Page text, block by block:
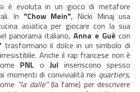
è evoluta in un gioco di metafore
In "Chow Mein", Nicki Minaj usa
asiatica per giocare con la sua
panorama italiano,Anna e Guè con
trasformano il dolce in un simbolo di
Anche il rap francese non è
PNL o Jul inseriscono spesso
momenti di convivialità nei quartiers,
"la dalle"(la fame) per descrivere